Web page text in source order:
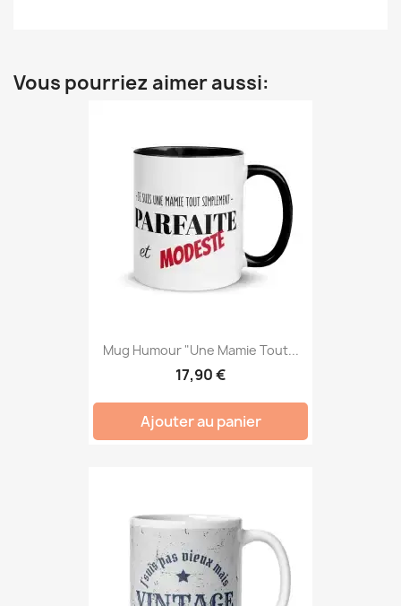
Vous pourriez aimer aussi:
Mug Humour "Une Mamie Tout...
17,90 €
Ajouter au panier